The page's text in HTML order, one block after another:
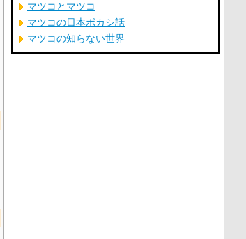
マツコとマツコ
マツコの日本ボカシ話
マツコの知らない世界